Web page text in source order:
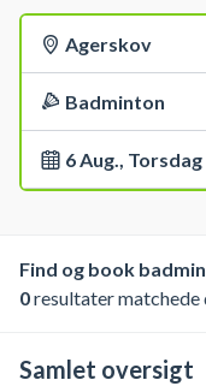
Agerskov
Badminton
6 Aug., Torsdag
Find og book
0resultater
Samlet oversigt